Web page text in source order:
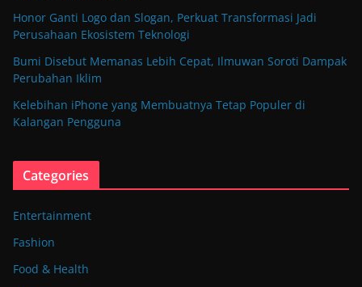
Honor Ganti Logo dan Slogan, Perkuat Transformasi Jadi
Perusahaan Ekosistem Teknologi
Bumi Disebut Memanas Lebih Cepat, Ilmuwan Soroti Dampak
Perubahan Iklim
Kelebihan iPhone yang Membuatnya Tetap Populer di
Kalangan Pengguna
Categories
Entertainment
Fashion
Food & Health